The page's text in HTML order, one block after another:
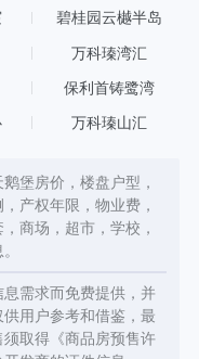
碧桂园云樾半岛
万科瑧湾汇
保利首铸鹭湾
万科瑧山汇
堡房价，楼盘户型，
产权年限，物业费，
商场，超市，学校，
需求而免费提供，并
用户参考和借鉴，最
取得《商品房预售许